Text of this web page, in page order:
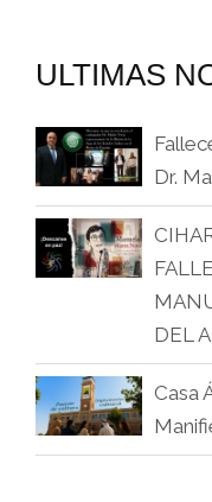
ULTIMAS
Dr.
DEL
Casa